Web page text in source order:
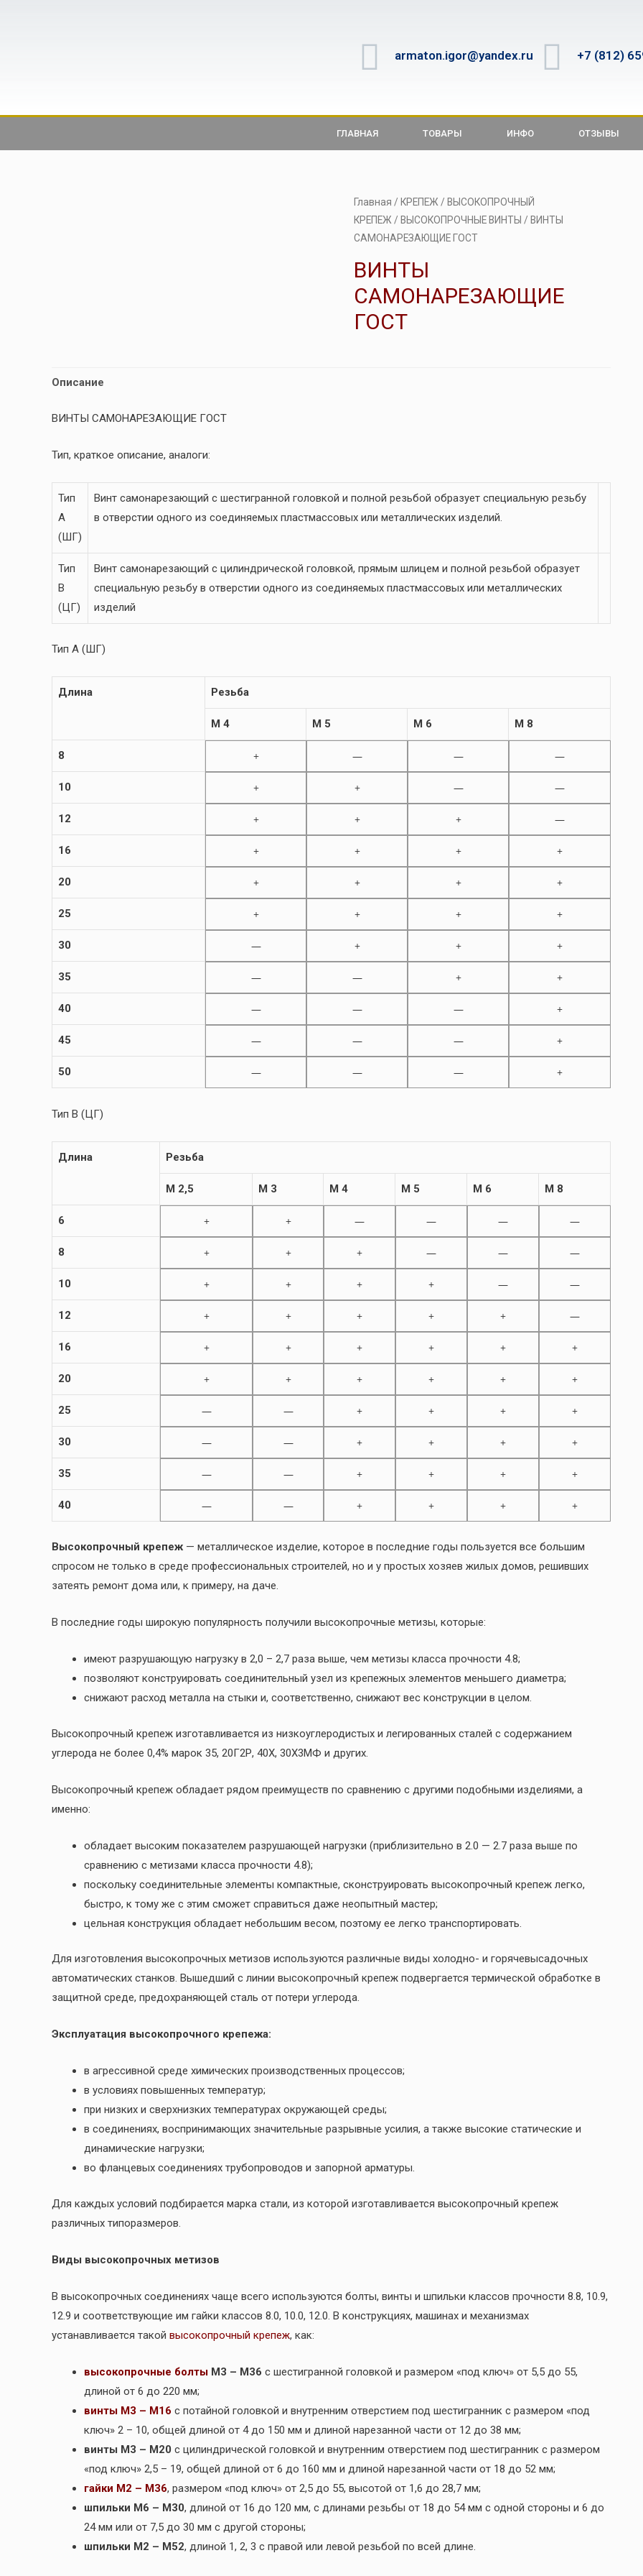
armaton.igor@yandex.ru +7 (812)
ГЛАВНАЯ ТОВАРЫ ИНФО ОТЗЫВЫ
Главная / КРЕПЕЖ / ВЫСОКОПРОЧНЫЙ
КРЕПЕЖ / ВЫСОКОПРОЧНЫЕ ВИНТЫ / ВИНТЫ
САМОНАРЕЗАЮЩИЕ ГОСТ
ВИНТЫ
САМОНАРЕЗАЮЩИЕ
ГОСТ
Описание
ВИНТЫ САМОНАРЕЗАЮЩИЕ ГОСТ
Тип, краткое описание, аналоги:
Тип
A
(ШГ)
Винт самонарезающий с шестигранной головкой и полной резьбой образует специальную резьбу
в отверстии одного из соединяемых пластмассовых или металлических изделий.
Тип
B
(ЦГ)
Винт самонарезающий с цилиндрической головкой, прямым шлицем и полной резьбой образует
специальную резьбу в отверстии одного из соединяемых пластмассовых или металлических
изделий
Тип A (ШГ)
Длина Резьба
M 4 M 5 M 6 M 8
8 + — — —
10 + + — —
12 + + + —
16 + + + +
20 + + + +
25 + + + +
30 — + + +
35 — — + +
40 — — — +
45 — — — +
50 — — — +
Тип B (ЦГ)
Длина Резьба
M 2,5 M 3 M 4 M 5 M 6 M 8
6 + + — — — —
8 + + + — — —
10 + + + + — —
12 + + + + + —
16 + + + + + +
20 + + + + + +
25 — — + + + +
30 — — + + + +
35 — — + + + +
40 — — + + + +
Высокопрочный крепеж — металлическое изделие, которое в последние годы пользуется все большим
спросом не только в среде профессиональных строителей, но и у простых хозяев жилых домов, решивших
затеять ремонт дома или, к примеру, на даче.
В последние годы широкую популярность получили высокопрочные метизы, которые:
имеют разрушающую нагрузку в 2,0 – 2,7 раза выше, чем метизы класса прочности 4.8;
позволяют конструировать соединительный узел из крепежных элементов меньшего диаметра;
снижают расход металла на стыки и, соответственно, снижают вес конструкции в целом.
Высокопрочный крепеж изготавливается из низкоуглеродистых и легированных сталей с содержанием
углерода не более 0,4% марок 35, 20Г2Р, 40Х, 30Х3МФ и других.
Высокопрочный крепеж обладает рядом преимуществ по сравнению с другими подобными изделиями, а
именно:
обладает высоким показателем разрушающей нагрузки (приблизительно в 2.0 — 2.7 раза выше по
сравнению с метизами класса прочности 4.8);
поскольку соединительные элементы компактные, сконструировать высокопрочный крепеж легко,
быстро, к тому же с этим сможет справиться даже неопытный мастер;
цельная конструкция обладает небольшим весом, поэтому ее легко транспортировать.
Для изготовления высокопрочных метизов используются различные виды холодно- и горячевысадочных
автоматических станков. Вышедший с линии высокопрочный крепеж подвергается термической обработке в
защитной среде, предохраняющей сталь от потери углерода.
Эксплуатация высокопрочного крепежа:
в агрессивной среде химических производственных процессов;
в условиях повышенных температур;
при низких и сверхнизких температурах окружающей среды;
в соединениях, воспринимающих значительные разрывные усилия, а также высокие статические и
динамические нагрузки;
во фланцевых соединениях трубопроводов и запорной арматуры.
Для каждых условий подбирается марка стали, из которой изготавливается высокопрочный крепеж
различных типоразмеров.
Виды высокопрочных метизов
В высокопрочных соединениях чаще всего используются болты, винты и шпильки классов прочности 8.8, 10.9,
12.9 и соответствующие им гайки классов 8.0, 10.0, 12.0. В конструкциях, машинах и механизмах
устанавливается такой высокопрочный крепеж, как:
высокопрочные болты М3 – М36 с шестигранной головкой и размером «под ключ» от 5,5 до 55,
длиной от 6 до 220 мм;
винты М3 – М16 с потайной головкой и внутренним отверстием под шестигранник с размером «под
ключ» 2 – 10, общей длиной от 4 до 150 мм и длиной нарезанной части от 12 до 38 мм;
винты М3 – М20 с цилиндрической головкой и внутренним отверстием под шестигранник с размером
«под ключ» 2,5 – 19, общей длиной от 6 до 160 мм и длиной нарезанной части от 18 до 52 мм;
гайки М2 – М36, размером «под ключ» от 2,5 до 55, высотой от 1,6 до 28,7 мм;
шпильки М6 – М30, длиной от 16 до 120 мм, с длинами резьбы от 18 до 54 мм с одной стороны и 6 до
24 мм или от 7,5 до 30 мм с другой стороны;
шпильки М2 – М52, длиной 1, 2, 3 с правой или левой резьбой по всей длине.